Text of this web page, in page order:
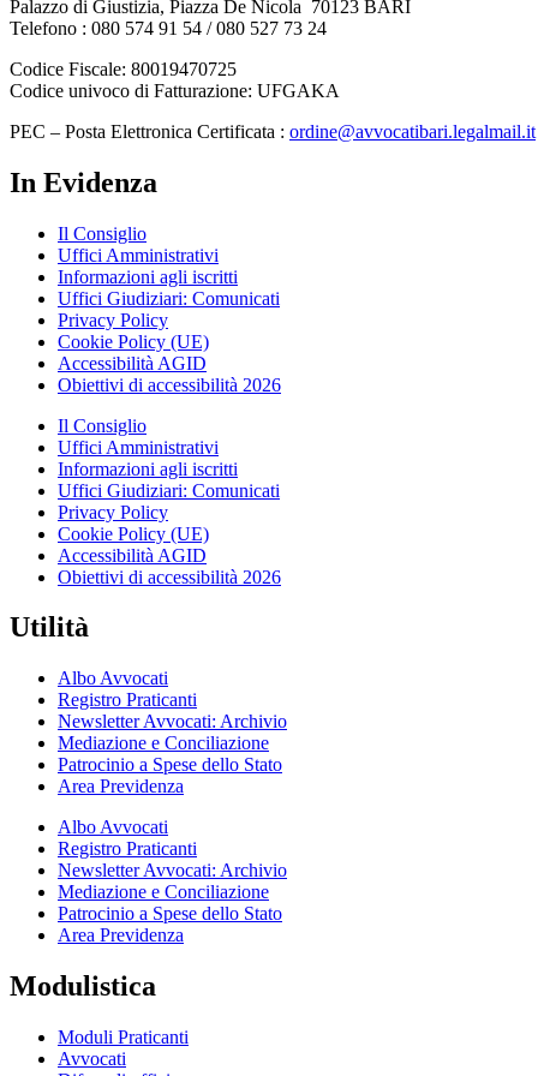
Palazzo di Giustizia, Piazza De Nicola 70123 BARI
Telefono : 080 574 91 54 / 080 527 73 24
Codice Fiscale: 80019470725
Codice univoco di Fatturazione: UFGAKA
PEC – Posta Elettronica Certificata : ordine@avvocatibari.legalmail.it
In Evidenza
Il Consiglio
Uffici Amministrativi
Informazioni agli iscritti
Uffici Giudiziari: Comunicati
Privacy Policy
Cookie Policy (UE)
Accessibilità AGID
Obiettivi di accessibilità 2026
Il Consiglio
Uffici Amministrativi
Informazioni agli iscritti
Uffici Giudiziari: Comunicati
Privacy Policy
Cookie Policy (UE)
Accessibilità AGID
Obiettivi di accessibilità 2026
Utilità
Albo Avvocati
Registro Praticanti
Newsletter Avvocati: Archivio
Mediazione e Conciliazione
Patrocinio a Spese dello Stato
Area Previdenza
Albo Avvocati
Registro Praticanti
Newsletter Avvocati: Archivio
Mediazione e Conciliazione
Patrocinio a Spese dello Stato
Area Previdenza
Modulistica
Moduli Praticanti
Avvocati